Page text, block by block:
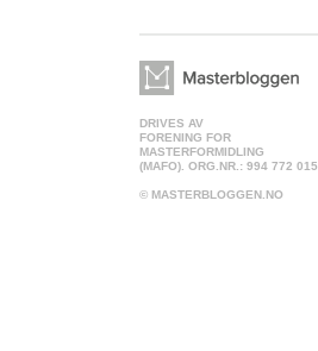
DRIVES AV
FORENING FOR
MASTERFORMIDLING
(MAFO). ORG.NR.: 994 772 015
© MASTERBLOGGEN.NO